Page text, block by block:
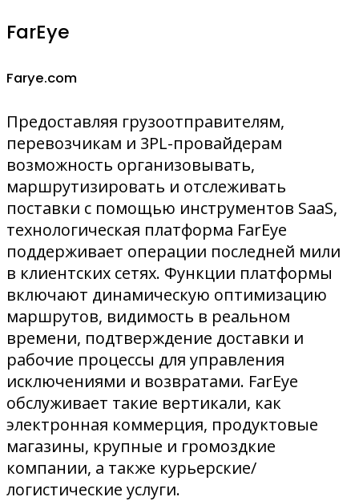
FarEye
Farye.com
Предоставляя грузоотправителям,
перевозчикам и 3PL-провайдерам
возможность организовывать,
маршрутизировать и отслеживать
поставки с помощью инструментов SaaS,
технологическая платформа FarEye
поддерживает операции последней мили
в клиентских сетях. Функции платформы
включают динамическую оптимизацию
маршрутов, видимость в реальном
времени, подтверждение доставки и
рабочие процессы для управления
исключениями и возвратами. FarEye
обслуживает такие вертикали, как
электронная коммерция, продуктовые
магазины, крупные и громоздкие
компании, а также курьерские/
логистические услуги.